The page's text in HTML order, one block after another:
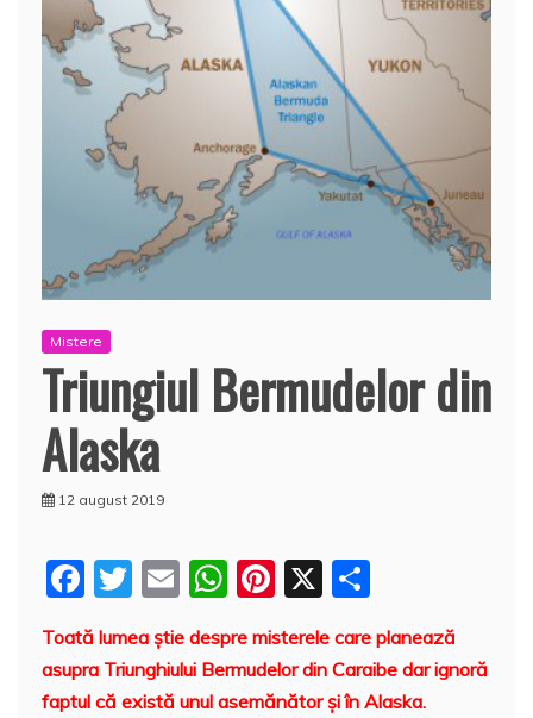
Mistere
Triungiul Bermudelor din
Alaska
12 august 2019
F
a
c
e
T
itt
er
E
ai
l
W
at
s
Pi
er
e
X
rt
aj
Toată lumea ştie despre misterele care planează
asupra Triunghiului Bermudelor din Caraibe dar ignoră
faptul că există unul asemănător şi în Alaska.